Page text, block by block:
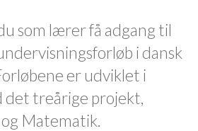
som lærer få adgang til
i dansk
er udviklet i
det treårige projekt,
Matematik.